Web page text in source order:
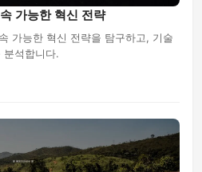
가능한 혁신 전략
가능한 혁신 전략을 탐구하고, 기술
분석합니다.